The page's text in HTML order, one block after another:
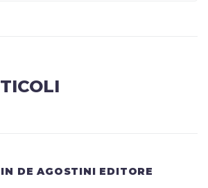
DE AGOSTINI EDITORE